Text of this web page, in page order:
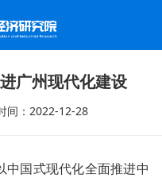
广州现代化建设
间：2022-12-28
国式现代化全面推进中